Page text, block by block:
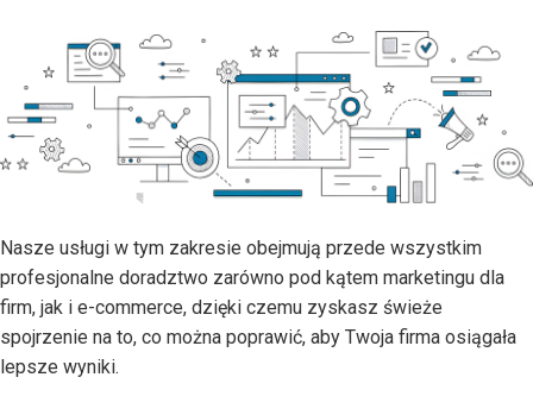
Nasze usługi w tym zakresie obejmują przede wszystkim
profesjonalne doradztwo zarówno pod kątem marketingu dla
firm, jak i e-commerce, dzięki czemu zyskasz świeże
spojrzenie na to, co można poprawić, aby Twoja firma osiągała
lepsze wyniki.